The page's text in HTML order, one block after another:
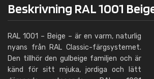
Beskrivning RAL 1001
RAL 1001 – Beige – är en varm, naturlig
nyans från RAL Classic-färgsystemet.
Den tillhör den gulbeige familjen och är
känd för sitt mjuka, jordiga och lätt